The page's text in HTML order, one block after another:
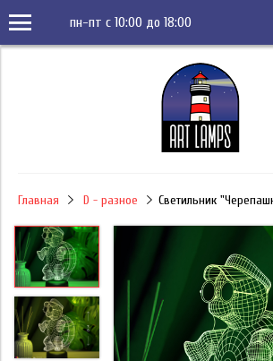
пн-пт с 10:00 до 18:00
Главная D - разное Светильник